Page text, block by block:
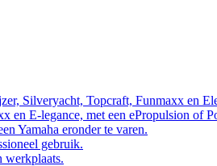
Silveryacht, Topcraft, Funmaxx en
en E-legance, met een ePropulsion of
Yamaha eronder te varen.
gebruik.
werkplaats.